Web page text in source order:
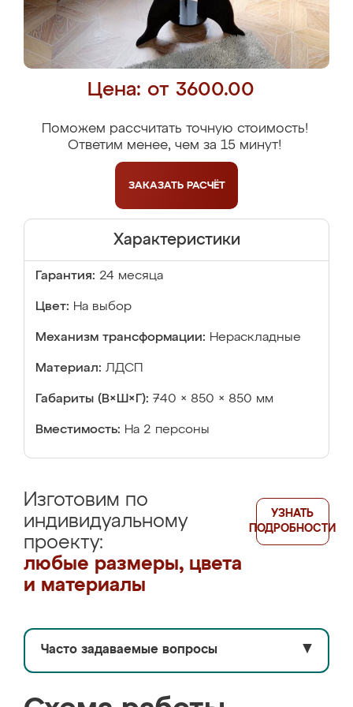
Цена: от 3600.00
Поможем рассчитать точную стоимость!
Ответим менее, чем за 15 минут!
ЗАКАЗАТЬ РАСЧЁТ
Характеристики
Гарантия: 24 месяца
Цвет: На выбор
Механизм трансформации: Нераскладные
Материал: ЛДСП
Габариты (В×Ш×Г): 740 × 850 × 850 мм
Вместимость: На 2 персоны
Изготовим по
индивидуальному
проекту:
любые размеры, цвета
и материалы
УЗНАТЬ
ПОДРОБНОСТИ
Часто задаваемые вопросы ▼